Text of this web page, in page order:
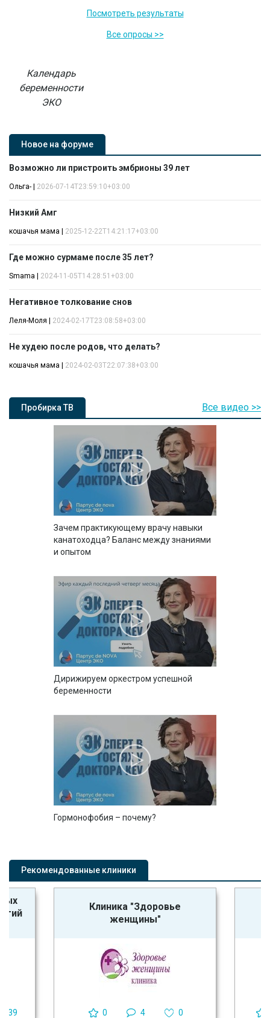
Посмотреть результаты
Все опросы >>
Календарь
беременности
ЭКО
Новое на форуме
Возможно ли пристроить эмбрионы 39 лет
Ольга- 2026-07-14T23:59:10+03:00
Низкий Амг
кошачья мама 2025-12-22T14:21:17+03:00
Где можно сурмаме после 35 лет?
Smama 2024-11-05T14:28:51+03:00
Негативное толкование снов
Леля-Моля 2024-02-17T23:08:58+03:00
Не худею после родов, что делать?
кошачья мама 2024-02-03T22:07:38+03:00
Пробирка ТВ
Зачем практикующему врачу навыки
канатоходца? Баланс между знаниями
и опытом
Дирижируем оркестром успешной
беременности
Гормонофобия – почему?
Все видео >>
Рекомендованные клиники
39
Клиника "Здоровье
женщины"
0 4 0